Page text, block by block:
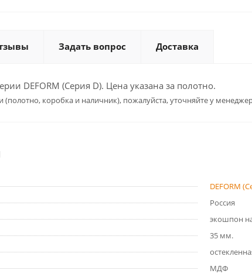
Задать вопрос Доставка
DEFORM (Серия D). Цена указана за полотно.
(полотно, коробка и наличник), пожалуйста, уточняйте у
DEFORM
Россия
экошпон
35 мм.
МДФ